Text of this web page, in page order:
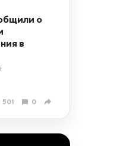
о
в
501 0